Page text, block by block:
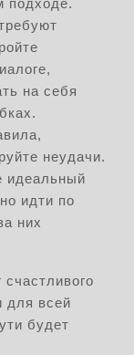
подходе.
на себя
неудачи.
идеальный
идти по
них
для всей
будет